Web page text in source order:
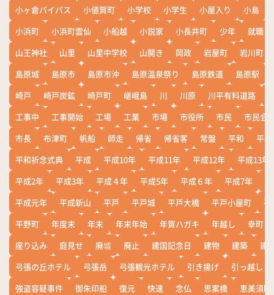
小ヶ倉バイパス 小値賀町 小学校 小学生 小屋入り 小島
小浜町
小浜町雲仙 小船越 小説家 小長井町 少年
就職
山王神社
山里 山里中学校 山開き 岡政 岩屋町
岩川町
島原城
島原市 島原市沖 島原温泉祭り 島原鉄道 島原駅
崎戸
崎戸炭鉱 崎戸町 嵯峨島 川 川原 川平有料道路
工事中
工事開始 工場 工業 市場 市役所 市民
市民会
市長
布津町 帆船 師走 帰省 帰省客 常盤 平和
平
平和祈念式典
平成 平成10年 平成11年 平成12年
平成13年
平成2年
平成3年 平成４年 平成5年 平成６年 平成7年
平成元年
平成新山 平戸 平戸城 平戸大橋 平戸小屋町
平
平野町
年度末 年末 年末年始 年賀ハガキ 年越し
幸町
座り込み
庭見せ 廃墟 廃止 建国記念日 建物 建築
建
弓張の丘ホテル
弓張岳 弓張観光ホテル 引き揚げ
引っ越し
強盗容疑事件
御朱印船 復元 快速 念仏 思案橋
恵美須町